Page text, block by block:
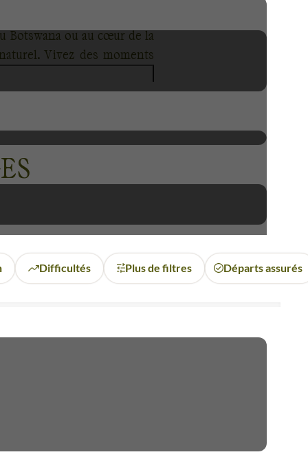
Botswana ou au cœur de la
Vivez des moments
Difficultés Plus de filtres Départs assurés